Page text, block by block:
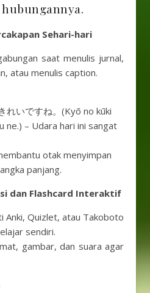
Sehari-hari
saat menulis jurnal,
atau menulis caption.
れいですね。(Kyō no kūki
– Udara hari ini sangat
otak menyimpan
panjang.
dan Flashcard Interaktif
Anki, Quizlet, atau Takoboto
sendiri.
gambar, dan suara agar